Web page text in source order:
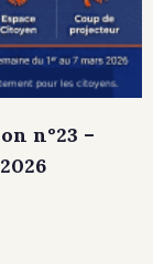
n°23 –